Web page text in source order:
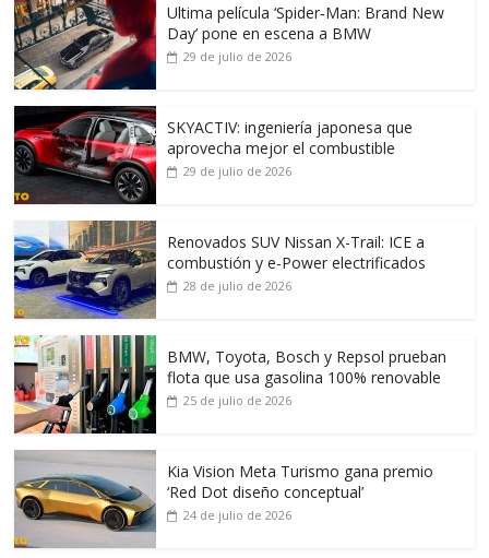
Ultima película ‘Spider‑Man: Brand New
Day’ pone en escena a BMW
29 de julio de 2026
SKYACTIV: ingeniería japonesa que
aprovecha mejor el combustible
29 de julio de 2026
Renovados SUV Nissan X-Trail: ICE a
combustión y e-Power electrificados
28 de julio de 2026
BMW, Toyota, Bosch y Repsol prueban
flota que usa gasolina 100% renovable
25 de julio de 2026
Kia Vision Meta Turismo gana premio
‘Red Dot diseño conceptual’
24 de julio de 2026